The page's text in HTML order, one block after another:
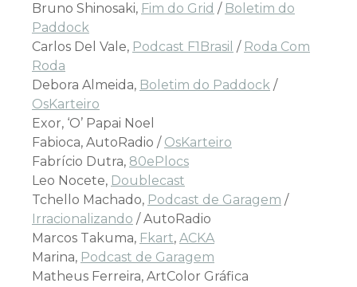
Bruno Shinosaki, Fim do Grid / Boletim do
Paddock
Carlos Del Vale, Podcast F1Brasil / Roda Com
Roda
Debora Almeida, Boletim do Paddock /
OsKarteiro
Exor, ‘O’ Papai Noel
Fabioca, AutoRadio / OsKarteiro
Fabrício Dutra, 80ePlocs
Leo Nocete, Doublecast
Tchello Machado, Podcast de Garagem /
Irracionalizando / AutoRadio
Marcos Takuma, Fkart, ACKA
Marina, Podcast de Garagem
Matheus Ferreira, ArtColor Gráfica